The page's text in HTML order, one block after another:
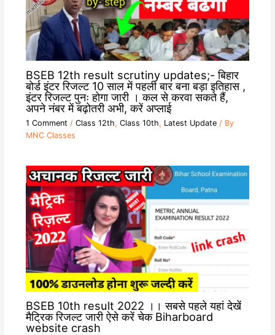
BSEB 12th result scrutiny updates;- बिहार
बोर्ड इंटर रिजल्ट 10 साल में पहली बार बना बड़ा इतिहास ,
इंटर रिजल्ट पुनः होगा जारी । कल से करवा सकते हैं,
अपने नंबर में बढ़ोतरी अभी, करें अप्लाई
1 Comment / Class 12th, Class 10th, Latest Update/ By
MNC Classes
BSEB 10th result 2022 ।। सबसे पहले यहां देखें
मैट्रिक रिजल्ट जारी ऐसे करें चेक Biharboard
website crash